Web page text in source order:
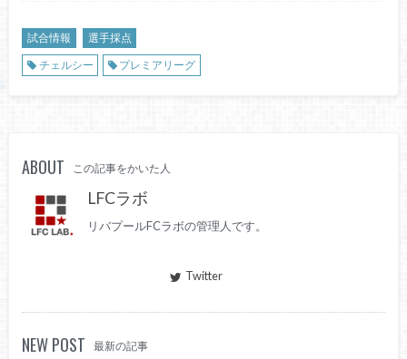
試合情報
選手採点
チェルシー
プレミアリーグ
ABOUT この記事をかいた人
LFCラボ
リバプールFCラボの管理人です。
Twitter
NEW POST 最新の記事